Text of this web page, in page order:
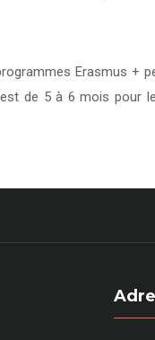
Erasmus +
de 5 à 6 mois pour